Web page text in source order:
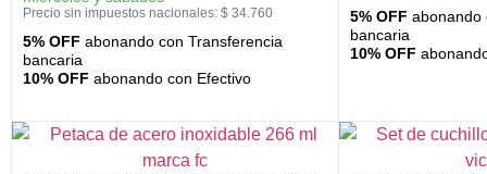
Precio sin impuestos nacionales: $ 34.760
5% OFF abonando con Transferencia
bancaria
10% OFF abonando con Efectivo
5% OFF abonando
bancaria
10% OFF